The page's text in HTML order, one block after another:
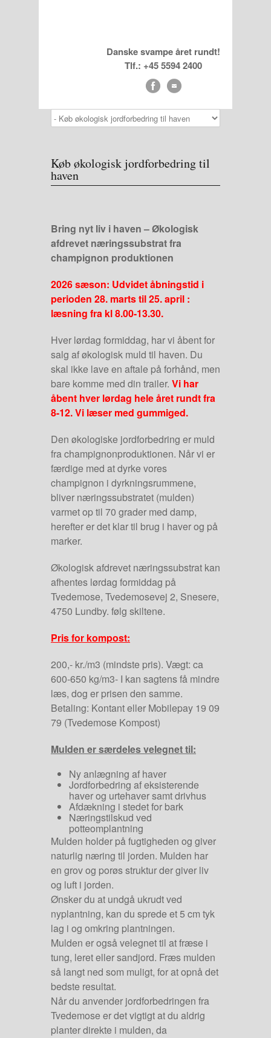
Danske svampe året rundt!
Tlf.: +45 5594 2400
Køb økologisk jordforbedring til
haven
Bring nyt liv i haven – Økologisk
afdrevet næringssubstrat fra
champignon produktionen
2026 sæson: Udvidet åbningstid i
perioden 28. marts til 25. april :
læsning fra kl 8.00-13.30.
Hver lørdag formiddag, har vi åbent for
salg af økologisk muld til haven. Du
skal ikke lave en aftale på forhånd, men
bare komme med din trailer. Vi har
åbent hver lørdag hele året rundt fra
8-12. Vi læser med gummiged.
Den økologiske jordforbedring er muld
fra champignonproduktionen. Når vi er
færdige med at dyrke vores
champignon i dyrkningsrummene,
bliver næringssubstratet (mulden)
varmet op til 70 grader med damp,
herefter er det klar til brug i haver og på
marker.
Økologisk afdrevet næringssubstrat kan
afhentes lørdag formiddag på
Tvedemose, Tvedemosevej 2, Snesere,
4750 Lundby. følg skiltene.
Pris for kompost:
200,- kr./m3 (mindste pris). Vægt: ca
600-650 kg/m3- I kan sagtens få mindre
læs, dog er prisen den samme.
Betaling: Kontant eller Mobilepay 19 09
79 (Tvedemose Kompost)
Mulden er særdeles velegnet til:
Ny anlægning af haver
Jordforbedring af eksisterende
haver og urtehaver samt drivhus
Afdækning i stedet for bark
Næringstilskud ved
potteomplantning
Mulden holder på fugtigheden og giver
naturlig næring til jorden. Mulden har
en grov og porøs struktur der giver liv
og luft i jorden.
Ønsker du at undgå ukrudt ved
nyplantning, kan du sprede et 5 cm tyk
lag i og omkring plantningen.
Mulden er også velegnet til at fræse i
tung, leret eller sandjord. Fræs mulden
så langt ned som muligt, for at opnå det
bedste resultat.
Når du anvender jordforbedringen fra
Tvedemose er det vigtigt at du aldrig
planter direkte i mulden, da